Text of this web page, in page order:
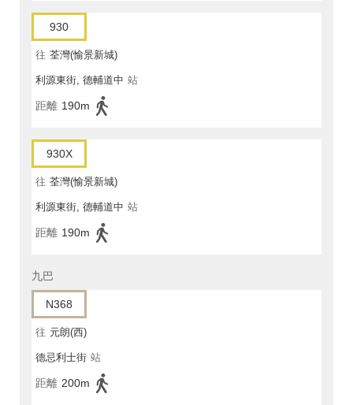
930
往 荃灣(愉景新城)
利源東街, 德輔道中 站
距離 190m
930X
往 荃灣(愉景新城)
利源東街, 德輔道中 站
距離 190m
九巴
N368
往 元朗(西)
德忌利士街 站
距離 200m